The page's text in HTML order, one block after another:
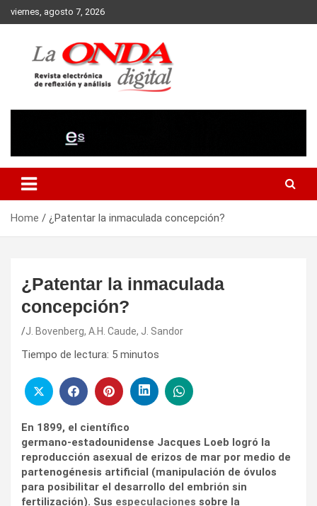
Skip
to
viernes, agosto 7, 2026
Home ¿Patentar la inmaculada concepción?
¿Patentar la inmaculada
concepción?
J. Bovenberg, A.H. Caude, J. Sandor
Tiempo de lectura: 5 minutos
En 1899, el científico
germano‑estadounidense Jacques Loeb logró la
reproducción asexual de erizos de mar por medio de
partenogénesis artificial (manipulación de óvulos
para posibilitar el desarrollo del embrión sin
fertilización). Sus especulaciones sobre la